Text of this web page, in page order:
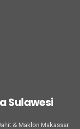
Sulawesi
& Maklon Makassar